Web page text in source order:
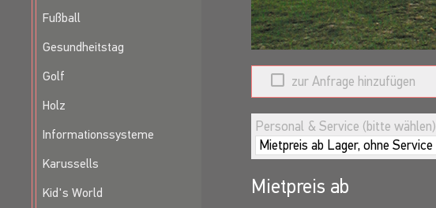
Fußball
Gesundheitstag
Golf
Holz
Informationssysteme
Karussells
Kid's World
zur Anfrage hinzufügen
Personal & Service (bitte wählen)
Mietpreis ab